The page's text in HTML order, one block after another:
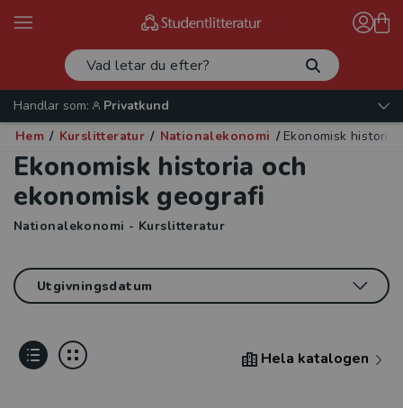
Handlar som:
Privatkund
Hem / Kurslitteratur / Nationalekonomi / Ekonomisk historia
Ekonomisk historia och
ekonomisk geografi
Nationalekonomi - Kurslitteratur
Hela katalogen